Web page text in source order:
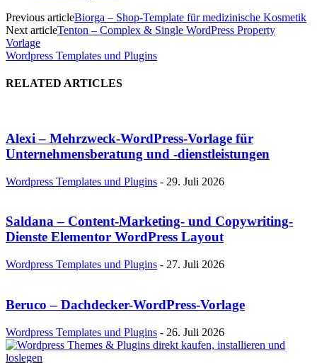
Previous articleBiorga – Shop-Template für medizinische Kosmetik
Next articleTenton – Complex & Single WordPress Property
Vorlage
Wordpress Templates und Plugins
RELATED ARTICLES
Alexi – Mehrzweck-WordPress-Vorlage für
Unternehmensberatung und -dienstleistungen
Wordpress Templates und Plugins - 29. Juli 2026
Saldana – Content-Marketing- und Copywriting-
Dienste Elementor WordPress Layout
Wordpress Templates und Plugins - 27. Juli 2026
Beruco – Dachdecker-WordPress-Vorlage
Wordpress Templates und Plugins - 26. Juli 2026